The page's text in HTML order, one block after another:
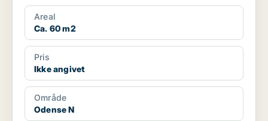
Areal
Ca. 60 m2
Pris
Ikke angivet
Område
Odense N